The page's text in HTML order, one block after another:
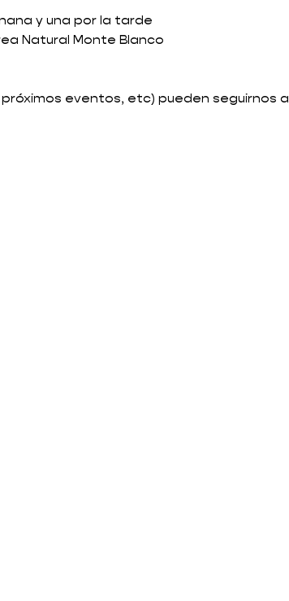
y una por la tarde
Natural Monte Blanco
eventos, etc) pueden seguirnos a